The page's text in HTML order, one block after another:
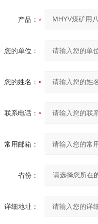
产品：
您的单位：
您的姓名：
联系电话：
常用邮箱：
省份：
详细地址：